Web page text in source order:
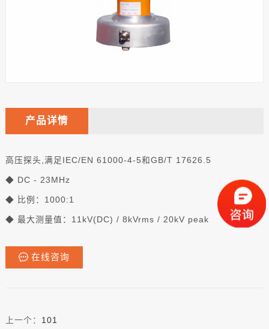
产品详情
高压探头,满足IEC/EN 61000-4-5和GB/T 17626.5
◆ DC - 23MHz
◆ 比例：1000:1
◆ 最大测量值：11kV(DC) / 8kVrms / 20kV peak
在线咨询
上一个： 101